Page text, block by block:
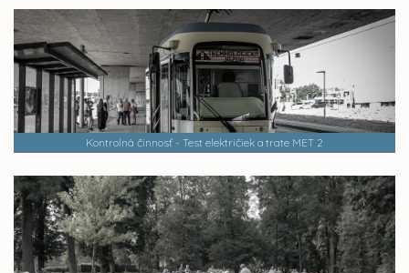
Kontrolná činnosť - Test električiek a trate MET 2